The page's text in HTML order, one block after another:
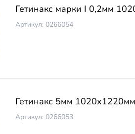
Гетинакс марки I 0,2мм
Артикул: 0266054
Гетинакс 5мм 1020х1220мм
Артикул: 0266053